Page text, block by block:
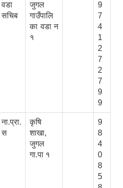
वडा
सचिब
जुगल
गाउँपालि
का वडा न‌
१
9
7
4
1
2
7
2
7
9
9
ना.प्रा.
स
कृषि
शाखा,
जुगल
गा.पा १
9
8
4
0
8
5